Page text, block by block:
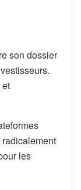
son dossier
les